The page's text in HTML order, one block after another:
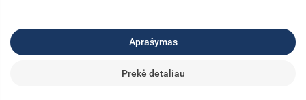
Aprašymas
Prekė detaliau